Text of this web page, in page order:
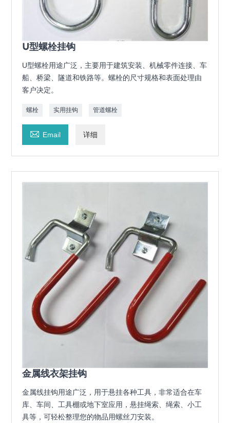
U型螺栓挂钩
U型螺栓用途广泛，主要用于建筑安装、机械零件连接、车
船、桥梁、隧道和铁路等。螺栓的尺寸规格和表面处理由
客户决定。
螺栓 实用挂钩 管道螺栓
 Email 详细
金属线衣架挂钩
金属线挂钩用途广泛，用于悬挂各种工具，非常适合在车
库、车间、工具棚或地下室应用，悬挂绳索、绳索、小工
具等，可轻松整理您的物品用螺丝刀安装。